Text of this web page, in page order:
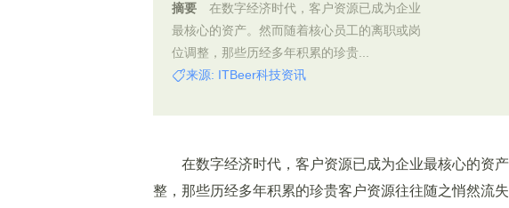
摘要
在数字经济时代，客户资源已成为企业
最核心的资产。然而随着核心员工的离职或岗
位调整，那些历经多年积累的珍贵...
来源: ITBeer科技资讯
在数字经济时代，客户资源已成为企业最核心的资产
整，那些历经多年积累的珍贵客户资源往往随之悄然流